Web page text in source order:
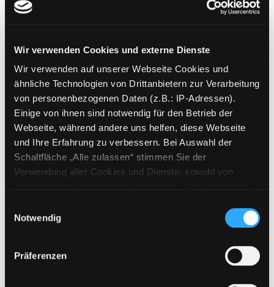
Wir verwenden Cookies und externe Dienste
Wir verwenden auf unserer Webseite Cookies und
ähnliche Technologien von Drittanbietern zur Verarbeitung
von personenbezogenen Daten (z.B.: IP-Adressen).
Einige von ihnen sind notwendig für den Betrieb der
Webseite, während andere uns helfen, diese Webseite
und Ihre Erfahrung zu verbessern. Bei Auswahl der
Schaltfläche „Alle zulassen“ stimmen Sie der
Verwendung aller Cookies und Dienste, sowohl von
Cookies von Drittanbietern, eine Verarbeitung in
unsicheren Drittländern (Länder außerhalb des EWR
ohne adäquates Datenschutzniveau) stattfinden kann. In
diesem Zusammenhang können aktuell Risiken für
Notwendig
Präferenzen
Weitere Suchkriterien
Erwerbungen der letzten Tage
Jahr von
Medien anzeigen, die nach dem Jahr veröffentlicht
Jahr bis
Medien anzeigen, die vor dem
E-Medien
Mediengruppe